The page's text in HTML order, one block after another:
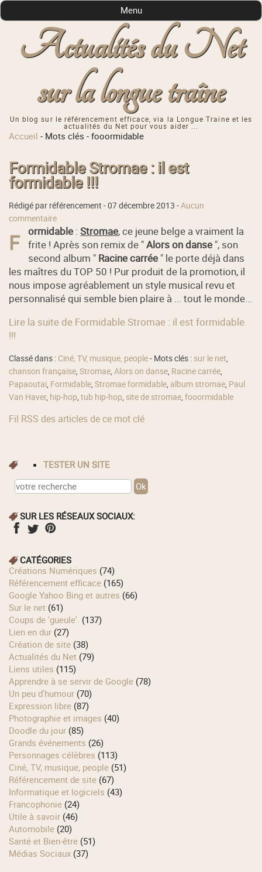
Actualités du Net
sur la longue traîne
Un blog sur le référencement efficace, via la Longue Traine et les
actualités du Net pour vous aider ...
Menu
Accueil - Mots clés -fooormidable
Formidable Stromae : il est
formidable !!!
Rédigé par référencement -07 décembre 2013 -Aucun
commentaire
F ormidable :Stromae, ce jeune belge a vraiment la
frite ! Après son remix de "Alors on danse ", son
second album " Racine carrée " le porte déjà dans
les maîtres du TOP 50 ! Pur produit de la promotion, il
nous impose agréablement un style musical revu et
personnalisé qui semble bien plaire à ... tout le monde...
Lire la suite de Formidable Stromae : il est formidable
!!!
Classé dans : Ciné, TV, musique, people- Mots clés : sur le net,
chanson française,Stromae,Alors on danse, Racine carrée,
Papaoutai, Formidable,Stromae formidable, album stromae, Paul
Van Haver, hip-hop,tub hip-hop, site de stromae,fooormidable
Fil RSS des articles de ce mot clé
TESTER UN SITE
SUR LES RÉSEAUX SOCIAUX:
CATÉGORIES
Créations Numériques (74)
Référencement efficace (165)
Google Yahoo Bing et autres (66)
Sur le net (61)
Coups de 'gueule'. (137)
Lien en dur (27)
Création de site (38)
Actualités du Net (79)
Liens utiles (115)
Apprendre à se servir de Google (78)
Un peu d'humour (70)
Expression libre (87)
Photographie et images (40)
Doodle du jour (85)
Grands événements (26)
Personnages célèbres (113)
Ciné, TV, musique, people (51)
Référencement de site (67)
Informatique et logiciels (43)
Francophonie (24)
Utile à savoir (46)
Automobile (20)
Santé et Bien-être (51)
Médias Sociaux (37)